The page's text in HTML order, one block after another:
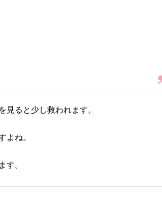
見ると少し救われます。
よね。
す。